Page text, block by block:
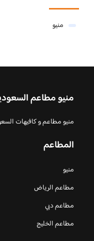
منيو
منيو مطاعم
منيو مطاعم و كافيهات
المطاعم
منيو
مطاعم الرياض
مطاعم دبي
مطاعم الخليج